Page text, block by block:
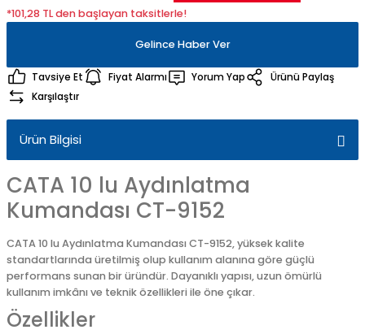
*101,28 TL den başlayan taksitlerle!
Gelince Haber Ver
Tavsiye Et Fiyat Alarmı Yorum Yap
Ürünü Paylaş
Karşılaştır
Ürün Bilgisi
CATA 10 lu Aydınlatma
Kumandası CT-9152
CATA 10 lu Aydınlatma Kumandası CT-9152, yüksek kalite
standartlarında üretilmiş olup kullanım alanına göre güçlü
performans sunan bir üründür. Dayanıklı yapısı, uzun ömürlü
kullanım imkânı ve teknik özellikleri ile öne çıkar.
Özellikler